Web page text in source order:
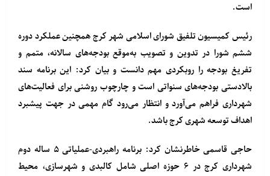
است.
رئیس کمیسیون تلفیق شورای اسلامی شهر کرج همچنین عملکرد دوره
ششم شورا در تدوین و تصویب به‌موقع بودجه‌های سالانه، متمم و
تفریغ بودجه را روبکردی مهم دانست و بیان کرد: این برنامه سند
بالادستی بودجه‌های سنواتی است و چارچوب روشنی برای فعالیت‌های
شهرداری فراهم می‌آورد و انتظار می‌رود گام مهمی در جهت پیشبرد
اهداف توسعه شهری کرج باشد.
حاجی قاسمی خاطرنشان کرد: برنامه راهبردی-عملیاتی ۵ ساله دوم
شهرداری کرج در ۶ حوزه اصلی شامل کالبدی و شهرسازی، محیط